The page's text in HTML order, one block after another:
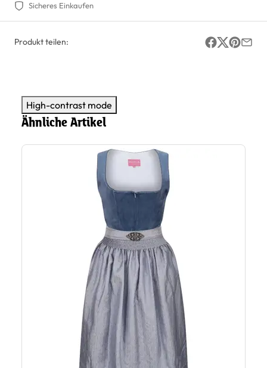
Sicheres Einkaufen
Produkt teilen:
High-contrast mode
Ähnliche Artikel